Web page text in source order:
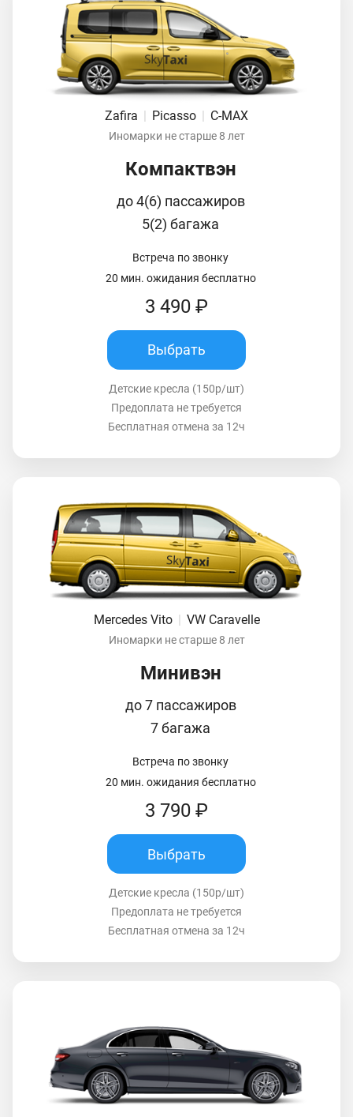
Zafira | Picasso | C-MAX
Иномарки не старше 8 лет
Компактвэн
до 4(6) пассажиров
5(2) багажа
Встреча по звонку
20 мин. ожидания бесплатно
3 490 ₽
Выбрать
Детские кресла (150р/шт)
Предоплата не требуется
Бесплатная отмена за 12ч
Mercedes Vito VW Caravelle
Иномарки не старше 8 лет
Минивэн
до 7 пассажиров
7 багажа
Встреча по звонку
20 мин. ожидания бесплатно
3 790 ₽
Выбрать
Детские кресла (150р/шт)
Предоплата не требуется
Бесплатная отмена за 12ч